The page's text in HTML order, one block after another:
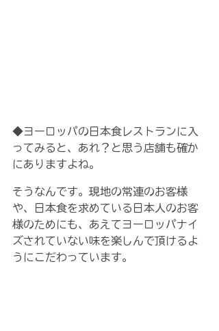
◆ヨーロッパの日本食レストランに入
ってみると、あれ？と思う店舗も確か
にありますよね。
そうなんです。現地の常連のお客様
や、日本食を求めている日本人のお客
様のためにも、あえてヨーロッパナイ
ズされていない味を楽しんで頂けるよ
うにこだわっています。